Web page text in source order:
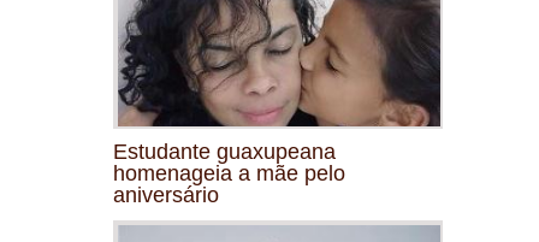
Estudante guaxupeana
homenageia a mãe pelo
aniversário